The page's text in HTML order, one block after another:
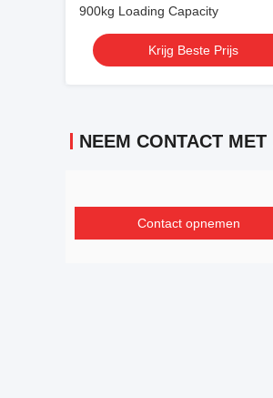
900kg Loading Capacity
Krijg Beste Prijs
Contact opnemen